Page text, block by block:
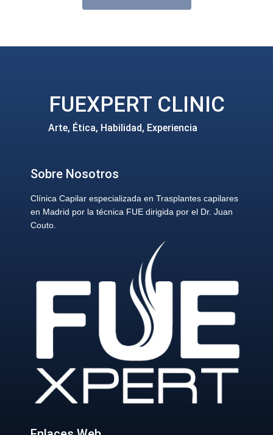
FUEXPERT CLINIC
Arte, Ética, Habilidad, Experiencia
Sobre Nosotros
Clínica Capilar especializada en Trasplantes capilares
en Madrid por la técnica FUE dirigida por el Dr. Juan
Couto.